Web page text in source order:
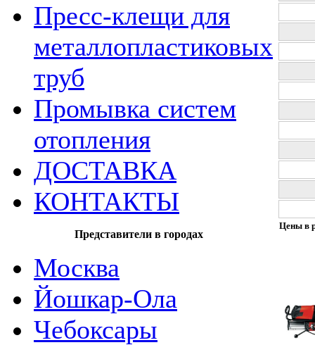
Пресс-клещи для
металлопластиковых
труб
Промывка систем
отопления
ДОСТАВКА
КОНТАКТЫ
Представители в городах
Москва
Йошкар-Ола
Чебоксары
Цены в